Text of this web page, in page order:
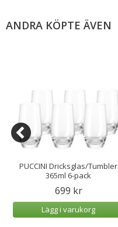
ANDRA KÖPTE ÄVEN
PUCCINI Dricksglas/Tumbler
365ml 6-pack
699 kr
Lägg i varukorg